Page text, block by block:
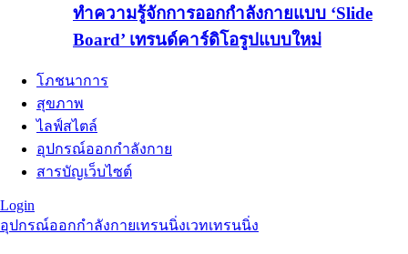
ทำความรู้จักการออกกำลังกายแบบ ‘Slide
Board’ เทรนด์คาร์ดิโอรูปแบบใหม่
โภชนาการ
สุขภาพ
ไลฟ์สไตล์
อุปกรณ์ออกกำลังกาย
สารบัญเว็บไซต์
Login
อุปกรณ์ออกกำลังกายเทรนนิ่งเวทเทรนนิ่ง